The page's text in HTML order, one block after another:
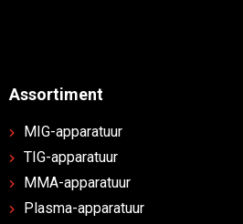
Assortiment
MIG-apparatuur
TIG-apparatuur
MMA-apparatuur
Plasma-apparatuur